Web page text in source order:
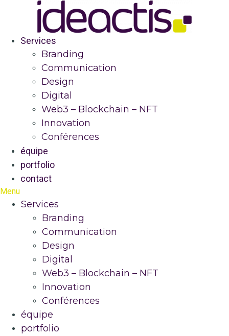
Services
Branding
Communication
Design
Digital
Web3 – Blockchain – NFT
Innovation
Conférences
équipe
portfolio
contact
Menu
Services
Branding
Communication
Design
Digital
Web3 – Blockchain – NFT
Innovation
Conférences
équipe
portfolio